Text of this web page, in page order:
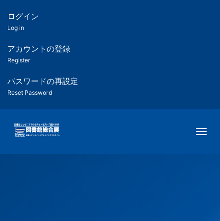
ツ
匿
名
ユ
ー
ー
用
メ
ログイン
Log in
アカウントの登録
Register
パスワードの再設定
Reset Password